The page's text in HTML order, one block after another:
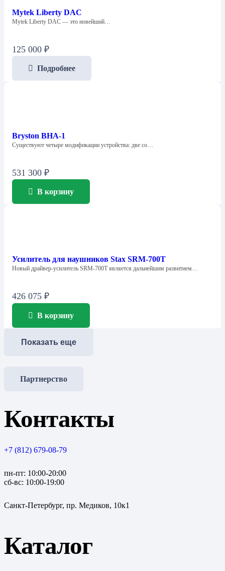
Mytek Liberty DAC
Mytek Liberty DAC — это новейший…
125 000 ₽
Подробнее
Bryston BHA-1
Существуют четыре модификации устройства: две со…
531 300 ₽
В корзину
Усилитель для наушников Stax SRM-700T
Новый драйвер-усилитель SRM-700T является дальнейшим развитием…
426 075 ₽
В корзину
Показать еще
Партнерство
Контакты
+7 (812) 679-08-79
пн-пт: 10:00-20:00
сб-вс: 10:00-19:00
Санкт-Петербург, пр. Медиков, 10к1
Каталог